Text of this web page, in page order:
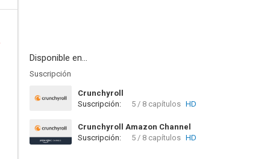
Disponible en...
Suscripción
Crunchyroll
Suscripción:
5 / 8 capítulos HD
Crunchyroll Amazon Channel
Suscripción:
5 / 8 capítulos HD